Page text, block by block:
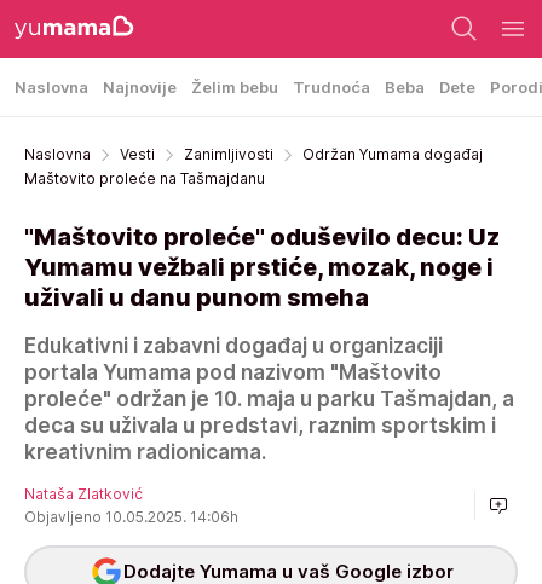
Naslovna Najnovije Želim bebu Trudnoća Beba Dete
Naslovna Vesti Zanimljivosti
Održan Yumama događaj
Maštovito proleće na Tašmajdanu
"Maštovito proleće" oduševilo decu: Uz
Yumamu vežbali prstiće, mozak, noge i
uživali u danu punom smeha
Edukativni i zabavni događaj u organizaciji
portala Yumama pod nazivom "Maštovito
proleće" održan je 10. maja u parku Tašmajdan, a
deca su uživala u predstavi, raznim sportskim i
kreativnim radionicama.
Nataša Zlatković
Objavljeno 10.05.2025. 14:06h
Dodajte Yumama u vaš Google izbor